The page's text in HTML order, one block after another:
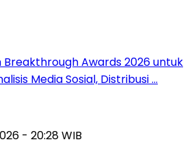
Breakthrough Awards 2026 untuk
Media Sosial, Distribusi …
- 20:28 WIB